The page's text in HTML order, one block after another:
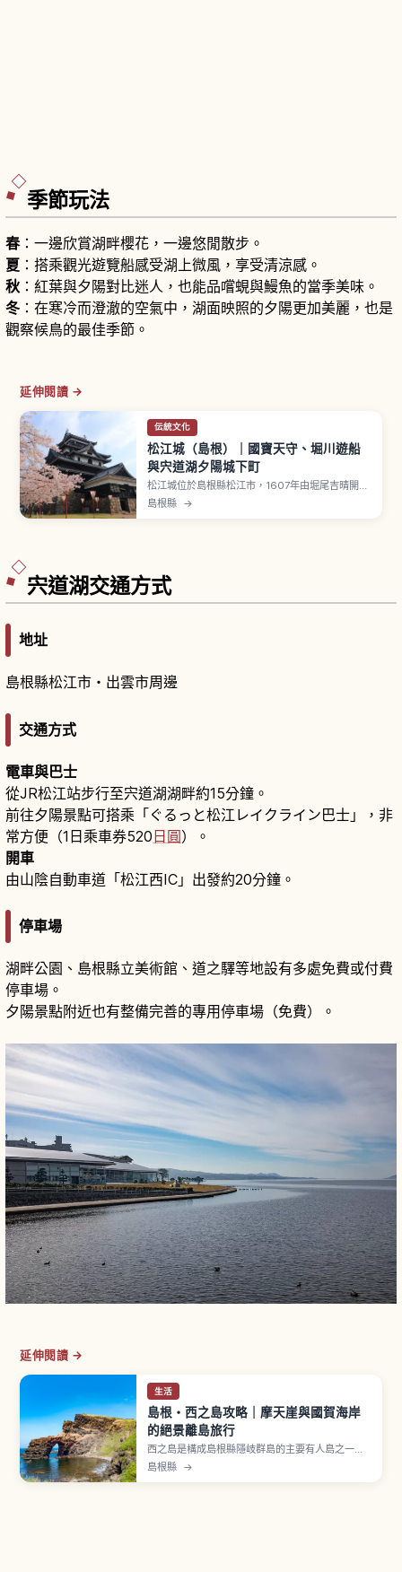
季節玩法
春：一邊欣賞湖畔櫻花，一邊悠閒散步。
夏 ：搭乘觀光遊覽船感受湖上微風，享受清涼感。
秋 ：紅葉與夕陽對比迷人，也能品嚐蜆與鰻魚的當季美味。
冬 ：在寒冷而澄澈的空氣中，湖面映照的夕陽更加美麗，也是
觀察候鳥的最佳季節。
延伸閱讀 →
伝統文化
松江城（島根）｜國寶天守、堀川遊船
與宍道湖夕陽城下町
松江城位於島根縣松江市，1607年由堀尾吉晴開始
築城、1611年完工，是日本現存12天守之一，天守
為國寶。又稱「千鳥城」，黑色下見板張外觀厚
島根縣 →
宍道湖交通方式
地址
島根縣松江市・出雲市周邊
交通方式
電車與巴士
從JR松江站步行至宍道湖湖畔約15分鐘。
前往夕陽景點可搭乘「ぐるっと松江レイクライン巴士」，非
常方便（1日乘車券520日圓）。
開車
由山陰自動車道「松江西IC」出發約20分鐘。
停車場
湖畔公園、島根縣立美術館、道之驛等地設有多處免費或付費
停車場。
夕陽景點附近也有整備完善的專用停車場（免費）。
延伸閱讀 →
生活
島根・西之島攻略｜摩天崖與國賀海岸
的絕景離島旅行
西之島是構成島根縣隱岐群島的主要有人島之一，
屬於島前區域。隱岐群島已被認定為 UNESCO 世
島根縣 →